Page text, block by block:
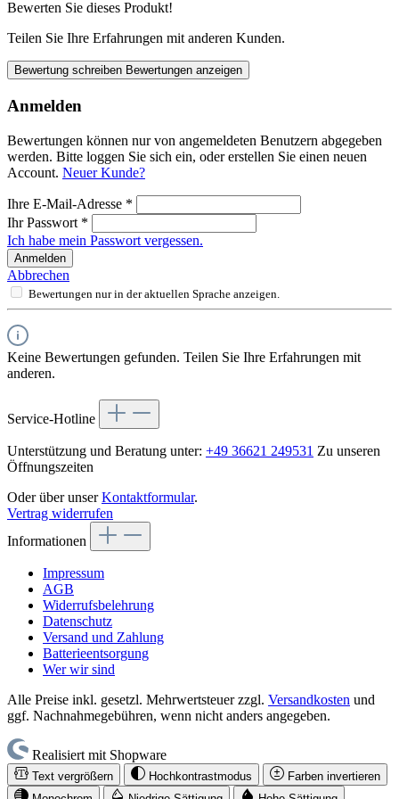
Bewerten Sie dieses Produkt!
Teilen Sie Ihre Erfahrungen mit anderen Kunden.
Bewertung schreiben Bewertungen anzeigen
Anmelden
Bewertungen können nur von angemeldeten Benutzern abgegeben
werden. Bitte loggen Sie sich ein, oder erstellen Sie einen neuen
Account. Neuer Kunde?
Ihre E-Mail-Adresse *
Ihr Passwort *
Ich habe mein Passwort vergessen.
Anmelden
Abbrechen
Bewertungen nur in der aktuellen Sprache anzeigen.
Keine Bewertungen gefunden. Teilen Sie Ihre Erfahrungen mit
anderen.
Service-Hotline
Unterstützung und Beratung unter: +49 36621 249531 Zu unseren
Öffnungszeiten
Oder über unserKontaktformular.
Vertrag widerrufen
Informationen
Impressum
AGB
Widerrufsbelehrung
Datenschutz
Versand und Zahlung
Batterieentsorgung
Wer wir sind
Alle Preise inkl. gesetzl. Mehrwertsteuer zzgl. Versandkosten und
ggf. Nachnahmegebühren, wenn nicht anders angegeben.
Realisiert mit Shopware
Text vergrößern Hochkontrastmodus
Farben invertieren